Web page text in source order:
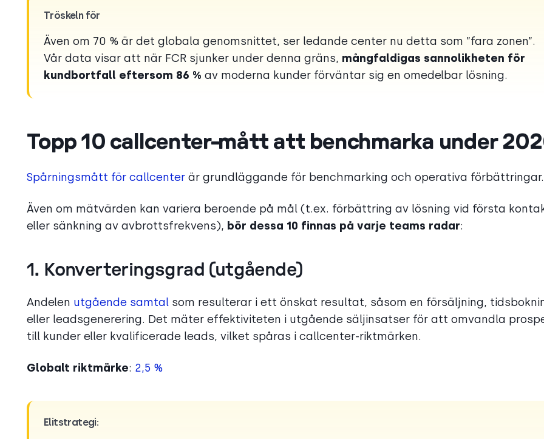
Tröskeln för
Även om 70 % är det globala genomsnittet, ser ledande center nu detta som ”fara zonen”.
Vår data visar att när FCR sjunker under denna gräns, mångfaldigas sannolikheten för
kundbortfall eftersom 86 % av moderna kunder förväntar sig en omedelbar lösning.
Topp 10 callcenter-mått att benchmarka under
Spårningsmått för callcenter är grundläggande för benchmarking och operativa förbättringar.
Även om mätvärden kan variera beroende på mål (t.ex. förbättring av lösning vid första
eller sänkning av avbrottsfrekvens), bör dessa 10 finnas på varje teams radar:
1. Konverteringsgrad (utgående)
Andelen utgående samtal som resulterar i ett önskat resultat, såsom en försäljning,
eller leadsgenerering. Det mäter effektiviteten i utgående säljinsatser för att omvandla
till kunder eller kvalificerade leads, vilket spåras i callcenter-riktmärken.
Globalt riktmärke: 2,5 %
Elitstrategi: